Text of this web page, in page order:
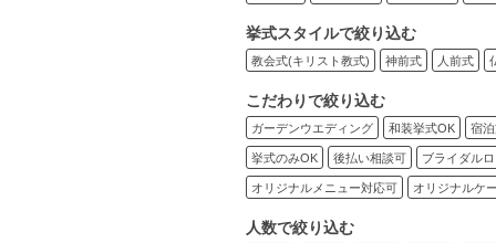
挙式スタイルで絞り込む
教会式(キリスト教式) 神前式 人前式
こだわりで絞り込む
ガーデンウエディング 和装挙式OK 宿
挙式のみOK 後払い相談可 ブライダル
オリジナルメニュー対応可 オリジナルケ
人数で絞り込む